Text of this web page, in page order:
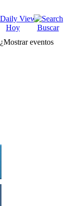
Hoy
Buscar
¿Mostrar eventos